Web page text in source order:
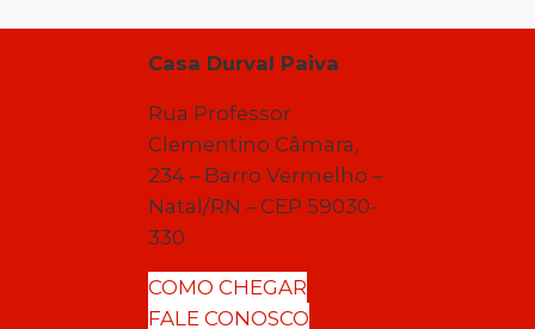
Casa Durval Paiva
Rua Professor
Clementino Câmara,
234 – Barro Vermelho –
Natal/RN – CEP 59030-
330
COMO CHEGAR
FALE CONOSCO